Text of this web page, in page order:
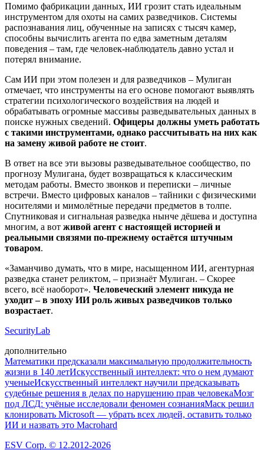
Помимо фабрикации данных, ИИ грозит стать идеальным
инструментом для охоты на самих разведчиков. Системы
распознавания лиц, обученные на записях с тысяч камер,
способны вычислить агента по едва заметным деталям
поведения – там, где человек-наблюдатель давно устал и
потерял внимание.
Сам ИИ при этом полезен и для разведчиков – Мулиган
отмечает, что инструменты на его основе помогают выявлять
стратегии психологического воздействия на людей и
обрабатывать огромные массивы разведывательных данных в
поиске нужных сведений. Офицеры должны уметь работать
с такими инструментами, однако рассчитывать на них как
на замену живой работе не стоит.
В ответ на все эти вызовы разведывательное сообщество, по
прогнозу Мулигана, будет возвращаться к классическим
методам работы. Вместо звонков и переписки – личные
встречи. Вместо цифровых каналов – тайники с физическими
носителями и мимолётные передачи предметов в толпе.
Спутниковая и сигнальная разведка нынче дёшева и доступна
многим, а вот живой агент с настоящей историей и
реальными связями по-прежнему остаётся штучным
товаром.
«Заманчиво думать, что в мире, насыщенном ИИ, агентурная
разведка станет реликтом, – признаёт Мулиган. – Скорее
всего, всё наоборот». Человеческий элемент никуда не
уходит – в эпоху ИИ роль живых разведчиков только
возрастает.
SecurityLab
дополнительно
Математики предсказали максимальную продолжительность
жизни в 140 летИскусственный интеллект: что о нем думают
ученыеИскусственный интеллект научили предсказывать
судебные решения в делах по нарушению прав человекаМозг
под ЛСД: учёные исследовали феномен сознанияМаск решил
клонировать Microsoft — убрать всех людей, оставить только
ИИ и назвать это Macrohard
ESV Corp. © 12.2012-2026